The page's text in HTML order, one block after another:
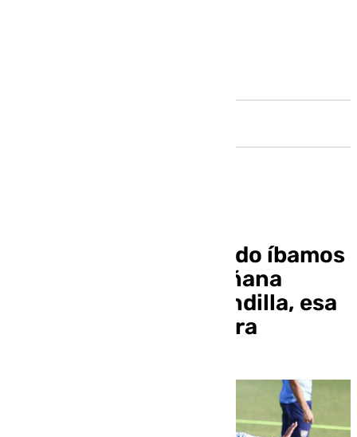
Pellicer: «El año pasado íbamos
a San Fernando y mañana
iremos al Nuevo Mirandilla, esa
es la charla motivadora